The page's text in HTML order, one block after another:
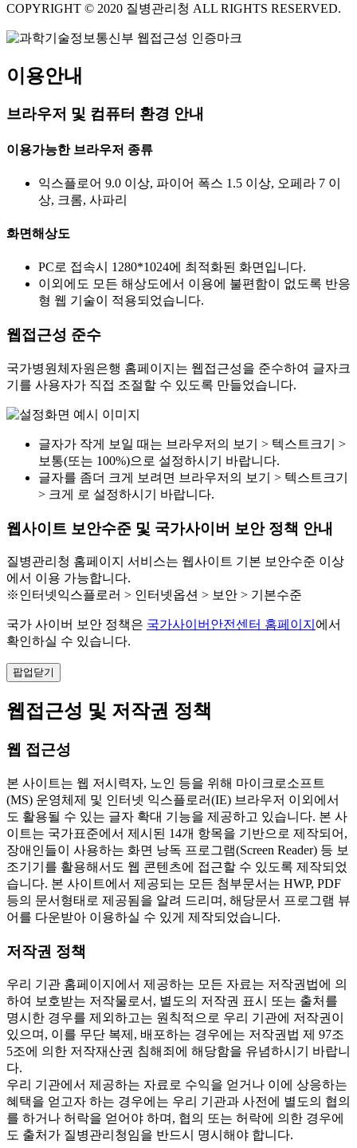
COPYRIGHT © 2020 질병관리청 ALL RIGHTS RESERVED.
이용안내
브라우저 및 컴퓨터 환경 안내
이용가능한 브라우저 종류
익스플로어 9.0 이상, 파이어 폭스 1.5 이상, 오페라 7 이
상, 크롬, 사파리
화면해상도
PC로 접속시 1280*1024에 최적화된 화면입니다.
이외에도 모든 해상도에서 이용에 불편함이 없도록 반응
형 웹 기술이 적용되었습니다.
웹접근성 준수
국가병원체자원은행 홈페이지는 웹접근성을 준수하여 글자크
기를 사용자가 직접 조절할 수 있도록 만들었습니다.
글자가 작게 보일 때는 브라우저의 보기 > 텍스트크기 >
보통(또는 100%)으로 설정하시기 바랍니다.
글자를 좀더 크게 보려면 브라우저의 보기 > 텍스트크기
> 크게 로 설정하시기 바랍니다.
웹사이트 보안수준 및 국가사이버 보안 정책 안내
질병관리청 홈페이지 서비스는 웹사이트 기본 보안수준 이상
에서 이용 가능합니다.
※인터넷익스플로러 > 인터넷옵션 > 보안 > 기본수준
국가 사이버 보안 정책은 국가사이버안전센터 홈페이지 에서
확인하실 수 있습니다.
팝업닫기
웹접근성 및 저작권 정책
웹 접근성
본 사이트는 웹 저시력자, 노인 등을 위해 마이크로소프트
(MS) 운영체제 및 인터넷 익스플로러(IE) 브라우저 이외에서
도 활용될 수 있는 글자 확대 기능을 제공하고 있습니다. 본 사
이트는 국가표준에서 제시된 14개 항목을 기반으로 제작되어,
장애인들이 사용하는 화면 낭독 프로그램(Screen Reader) 등 보
조기기를 활용해서도 웹 콘텐츠에 접근할 수 있도록 제작되었
습니다. 본 사이트에서 제공되는 모든 첨부문서는 HWP, PDF
등의 문서형태로 제공됨을 알려 드리며, 해당문서 프로그램 뷰
어를 다운받아 이용하실 수 있게 제작되었습니다.
저작권 정책
우리 기관 홈페이지에서 제공하는 모든 자료는 저작권법에 의
하여 보호받는 저작물로서, 별도의 저작권 표시 또는 출처를
명시한 경우를 제외하고는 원칙적으로 우리 기관에 저작권이
있으며, 이를 무단 복제, 배포하는 경우에는 저작권법 제 97조
5조에 의한 저작재산권 침해죄에 해당함을 유념하시기 바랍니
다.
우리 기관에서 제공하는 자료로 수익을 얻거나 이에 상응하는
혜택을 얻고자 하는 경우에는 우리 기관과 사전에 별도의 협의
를 하거나 허락을 얻어야 하며, 협의 또는 허락에 의한 경우에
도 출처가 질병관리청임을 반드시 명시해야 합니다.